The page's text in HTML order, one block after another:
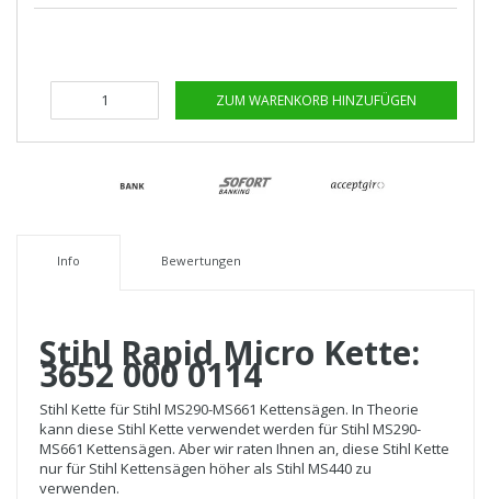
ZUM WARENKORB HINZUFÜGEN
Info Bewertungen
Stihl Rapid Micro Kette:
3652 000 0114
Stihl Kette für Stihl MS290-MS661 Kettensägen. In Theorie
kann diese Stihl Kette verwendet werden für Stihl MS290-
MS661 Kettensägen. Aber wir raten Ihnen an, diese Stihl Kette
nur für Stihl Kettensägen höher als Stihl MS440 zu
verwenden.